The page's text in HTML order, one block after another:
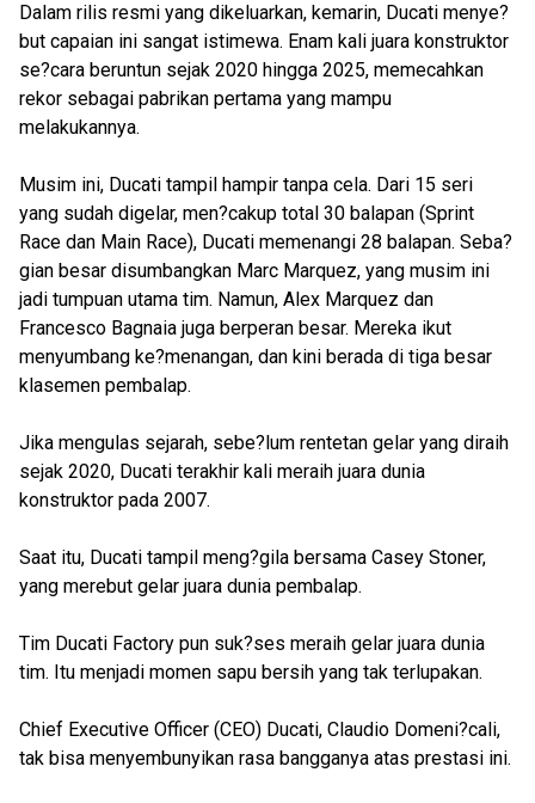
Dalam rilis resmi yang dikeluarkan, kemarin, Ducati menye?
but capaian ini sangat istimewa. Enam kali juara konstruktor
se?cara beruntun sejak 2020 hingga 2025, memecahkan
rekor sebagai pabrikan pertama yang mampu
melakukannya.
Musim ini, Ducati tampil hampir tanpa cela. Dari 15 seri
yang sudah digelar, men?cakup total 30 balapan (Sprint
Race dan Main Race), Ducati memenangi 28 balapan. Seba?
gian besar disumbangkan Marc Marquez, yang musim ini
jadi tumpuan utama tim. Namun, Alex Marquez dan
Francesco Bagnaia juga berperan besar. Mereka ikut
menyumbang ke?menangan, dan kini berada di tiga besar
klasemen pembalap.
Jika mengulas sejarah, sebe?lum rentetan gelar yang diraih
sejak 2020, Ducati terakhir kali meraih juara dunia
konstruktor pada 2007.
Saat itu, Ducati tampil meng?gila bersama Casey Stoner,
yang merebut gelar juara dunia pembalap.
Tim Ducati Factory pun suk?ses meraih gelar juara dunia
tim. Itu menjadi momen sapu bersih yang tak terlupakan.
Chief Executive Officer (CEO) Ducati, Claudio Domeni?cali,
tak bisa menyembunyikan rasa bangganya atas prestasi ini.